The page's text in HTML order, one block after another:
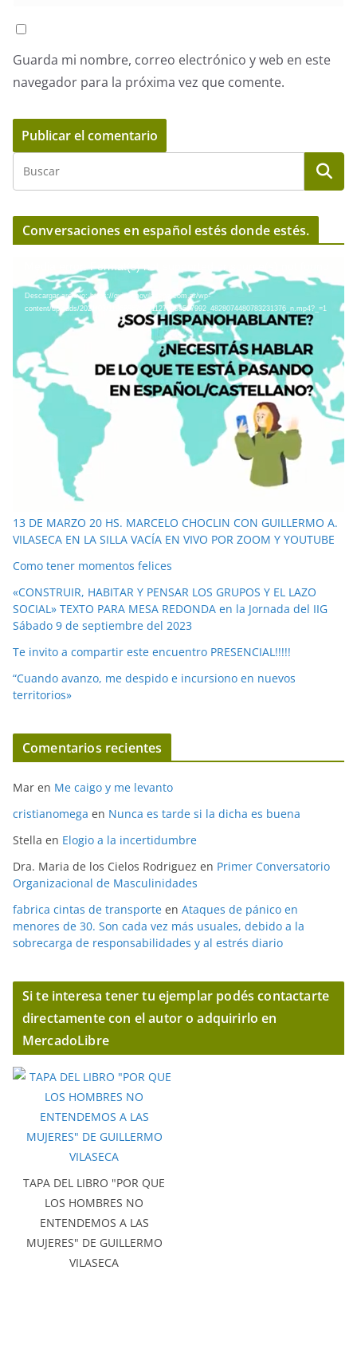
Guarda mi nombre, correo electrónico y web en este
navegador para la próxima vez que comente.
Conversaciones en español estés donde estés.
e
d
v
í
d
o
Media error: Format(s) not supported or source(s) not found
Descargar archivo: https://guillermovilaseca.com.ar/wp-
content/uploads/2021/03/119688679_711276489597992_4828074480783231376_n.mp4?_=1
Entradas recientes
13 DE MARZO 20 HS. MARCELO CHOCLIN CON GUILLERMO A.
VILASECA EN LA SILLA VACÍA EN VIVO POR ZOOM Y YOUTUBE
Como tener momentos felices
«CONSTRUIR, HABITAR Y PENSAR LOS GRUPOS Y EL LAZO
SOCIAL» TEXTO PARA MESA REDONDA en la Jornada del IIG
Sábado 9 de septiembre del 2023
Te invito a compartir este encuentro PRESENCIAL!!!!!
“Cuando avanzo, me despido e incursiono en nuevos
territorios»
Comentarios recientes
Mar en Me caigo y me levanto
cristianomega en Nunca es tarde si la dicha es buena
Stella en Elogio a la incertidumbre
Dra. Maria de los Cielos Rodriguez en Primer Conversatorio
Organizacional de Masculinidades
fabrica cintas de transporte en Ataques de pánico en
menores de 30. Son cada vez más usuales, debido a la
sobrecarga de responsabilidades y al estrés diario
Si te interesa tener tu ejemplar podés contactarte
directamente con el autor o adquirirlo en
MercadoLibre
TAPA DEL LIBRO "POR QUE
LOS HOMBRES NO
ENTENDEMOS A LAS
MUJERES" DE GUILLERMO
VILASECA